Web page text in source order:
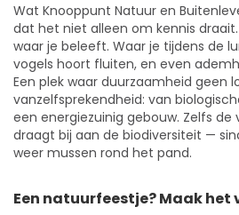
Wat Knooppunt Natuur en
dat het niet alleen om kennis
waar je beleeft. Waar je tijdens de
vogels hoort fluiten, en even
Een plek waar duurzaamheid geen
vanzelfsprekendheid: van
een energiezuinig gebouw. Zelfs de
draagt bij aan de biodiversiteit —
weer mussen rond het pand.
Een natuurfeestje? Maak het